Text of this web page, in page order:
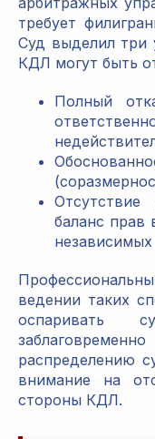
требует
Суд выделил три
КДЛ могут быть
Полный
баланс прав
ведении таких
оспаривать
распределению
внимание на
стороны КДЛ.